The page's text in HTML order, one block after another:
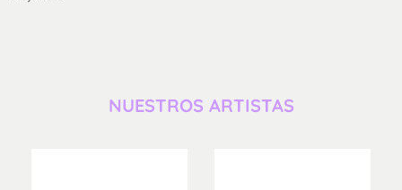
NUESTROS ARTISTAS​